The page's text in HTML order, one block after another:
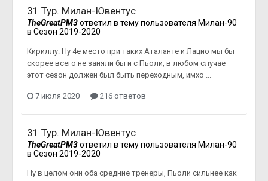
31 Тур. Милан-Ювентус
TheGreatPM3ответил в тему пользователя Милан-90
в Сезон 2019-2020
Кириллу: Ну 4е место при таких Аталанте и Лацио мы бы
скорее всего не заняли бы и с Пьоли, в любом случае
этот сезон должен был быть переходным, имхо ...
7 июля 2020 216 ответов
31 Тур. Милан-Ювентус
TheGreatPM3ответил в тему пользователя Милан-90
в Сезон 2019-2020
Ну в целом они оба средние тренеры, Пьоли сильнее как